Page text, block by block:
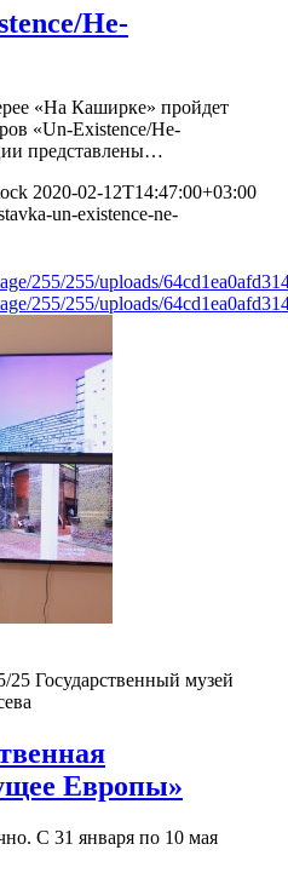
Не-
«На Каширке» пройдет
«Un-Existence/Не-
представлены…
2020-02-12T14:47:00+03:00
un-existence-ne-
255/255/uploads/
255/255/uploads/
25 Государственный музей
Европы»
С 31 января по 10 мая